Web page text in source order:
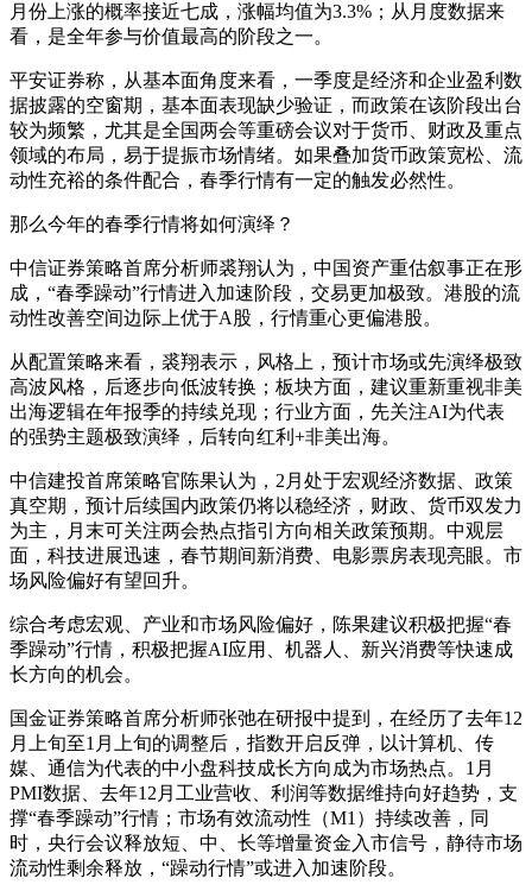
月份上涨的概率接近七成，涨幅均值为3.3%；从月度数据来
看，是全年参与价值最高的阶段之一。
平安证券称，从基本面角度来看，一季度是经济和企业盈利数
据披露的空窗期，基本面表现缺少验证，而政策在该阶段出台
较为频繁，尤其是全国两会等重磅会议对于货币、财政及重点
领域的布局，易于提振市场情绪。如果叠加货币政策宽松、流
动性充裕的条件配合，春季行情有一定的触发必然性。
那么今年的春季行情将如何演绎？
中信证券策略首席分析师裘翔认为，中国资产重估叙事正在形
成，“春季躁动”行情进入加速阶段，交易更加极致。港股的流
动性改善空间边际上优于A股，行情重心更偏港股。
从配置策略来看，裘翔表示，风格上，预计市场或先演绎极致
高波风格，后逐步向低波转换；板块方面，建议重新重视非美
出海逻辑在年报季的持续兑现；行业方面，先关注AI为代表
的强势主题极致演绎，后转向红利+非美出海。
中信建投首席策略官陈果认为，2月处于宏观经济数据、政策
真空期，预计后续国内政策仍将以稳经济，财政、货币双发力
为主，月末可关注两会热点指引方向相关政策预期。中观层
面，科技进展迅速，春节期间新消费、电影票房表现亮眼。市
场风险偏好有望回升。
综合考虑宏观、产业和市场风险偏好，陈果建议积极把握“春
季躁动”行情，积极把握AI应用、机器人、新兴消费等快速成
长方向的机会。
国金证券策略首席分析师张弛在研报中提到，在经历了去年12
月上旬至1月上旬的调整后，指数开启反弹，以计算机、传
媒、通信为代表的中小盘科技成长方向成为市场热点。1月
PMI数据、去年12月工业营收、利润等数据维持向好趋势，支
撑“春季躁动”行情；市场有效流动性（M1）持续改善，同
时，央行会议释放短、中、长等增量资金入市信号，静待市场
流动性剩余释放，“躁动行情”或进入加速阶段。